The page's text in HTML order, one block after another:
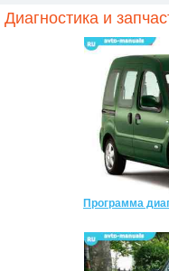
Диагностика и
Программа